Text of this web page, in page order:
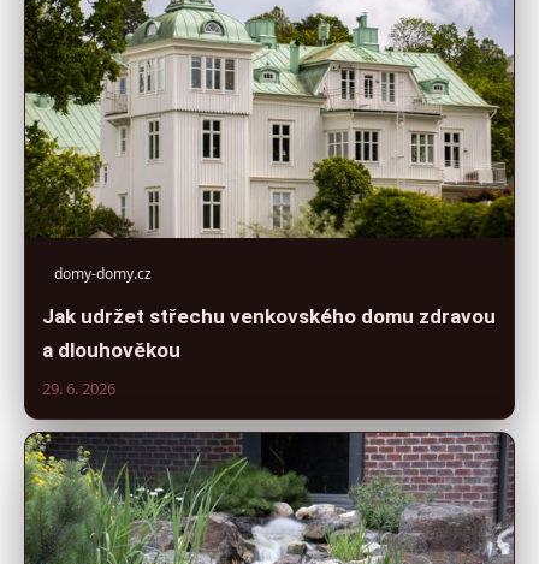
domy-domy.cz
Jak udržet střechu venkovského domu zdravou
a dlouhověkou
29. 6. 2026